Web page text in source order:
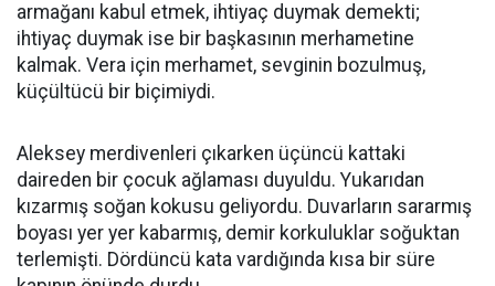
armağanı kabul etmek, ihtiyaç duymak demekti;
ihtiyaç duymak ise bir başkasının merhametine
kalmak. Vera için merhamet, sevginin bozulmuş,
küçültücü bir biçimiydi.
Aleksey merdivenleri çıkarken üçüncü kattaki
daireden bir çocuk ağlaması duyuldu. Yukarıdan
kızarmış soğan kokusu geliyordu. Duvarların sararmış
boyası yer yer kabarmış, demir korkuluklar soğuktan
terlemişti. Dördüncü kata vardığında kısa bir süre